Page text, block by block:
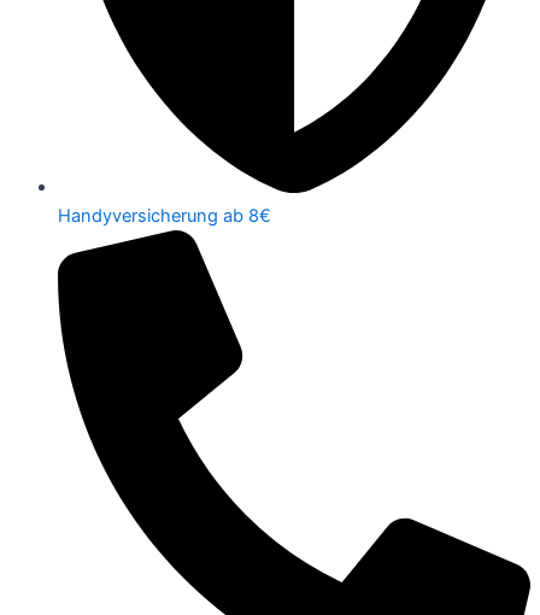
Handyversicherung ab 8€